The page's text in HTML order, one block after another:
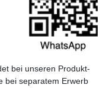
bei unseren Produkt-
bei separatem Erwerb